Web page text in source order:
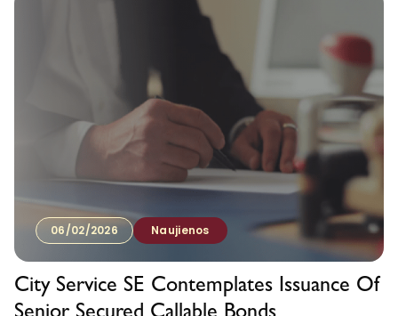
06/02/2026 Naujienos
City Service SE Contemplates Issuance Of